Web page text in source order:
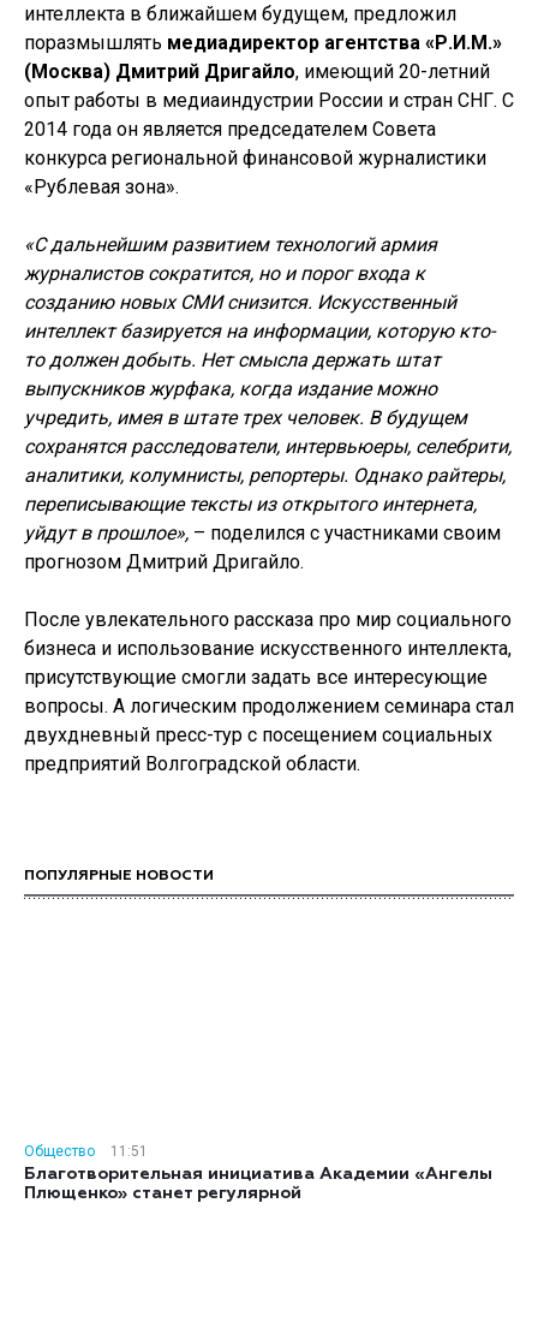
интеллекта в ближайшем будущем, предложил
поразмышлять медиадиректор агентства «Р.И.М.»
(Москва) Дмитрий Дригайло, имеющий 20-летний
опыт работы в медиаиндустрии России и стран СНГ. С
2014 года он является председателем Совета
конкурса региональной финансовой журналистики
«Рублевая зона».
«С дальнейшим развитием технологий армия
журналистов сократится, но и порог входа к
созданию новых СМИ снизится. Искусственный
интеллект базируется на информации, которую кто-
то должен добыть. Нет смысла держать штат
выпускников журфака, когда издание можно
учредить, имея в штате трех человек. В будущем
сохранятся расследователи, интервьюеры, селебрити,
аналитики, колумнисты, репортеры. Однако райтеры,
переписывающие тексты из открытого интернета,
уйдут в прошлое», – поделился с участниками своим
прогнозом Дмитрий Дригайло.
После увлекательного рассказа про мир социального
бизнеса и использование искусственного интеллекта,
присутствующие смогли задать все интересующие
вопросы. А логическим продолжением семинара стал
двухдневный пресс-тур с посещением социальных
предприятий Волгоградской области.
ПОПУЛЯРНЫЕ НОВОСТИ
Общество
11:51
Благотворительная инициатива Академии «Ангелы
Плющенко» станет регулярной